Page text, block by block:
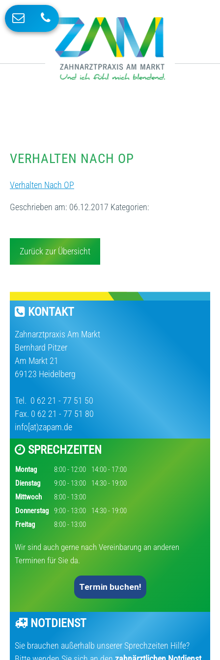
VERHALTEN NACH OP
Verhalten Nach OP
Geschrieben am: 06.12.2017 Kategorien:
Zurück zur Übersicht
KONTAKT
Zahnarztpraxis Am Markt
Bernhard Pitzer
Am Markt 21
69123 Heidelberg
Tel. 0 62 21 - 77 51 50
Fax. 0 62 21 - 77 51 80
info[at)zapam.de
SPRECHZEITEN
Montag 8:00 - 12:00
14:00 - 17:00
Dienstag
9:00 - 13:00
14:30 - 19:00
Mittwoch
8:00 - 13:00
Donnerstag
9:00 - 13:00
14:30 - 19:00
Freitag
8:00 - 13:00
Wir sind auch gerne nach Vereinbarung an anderen
Terminen für Sie da.
Termin buchen!
NOTDIENST
Sie brauchen außerhalb unserer Sprechzeiten Hilfe?